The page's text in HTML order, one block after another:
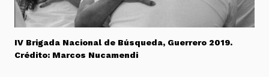
IV Brigada Nacional de Búsqueda, Guerrero 2019.
Crédito: Marcos Nucamendi